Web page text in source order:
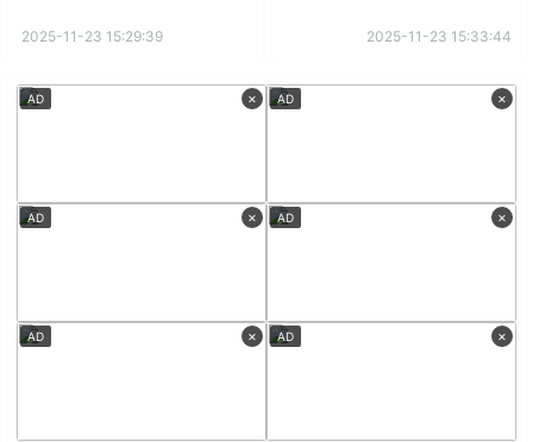
2025-11-23 15:29:39 2025-11-23 15:33:44
×
AD ×
AD
×
AD ×
AD
×
AD ×
AD